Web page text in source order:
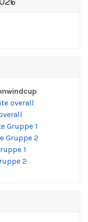
overall
Gruppe 1
Gruppe 2
1
2